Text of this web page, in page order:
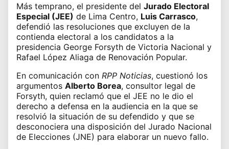
Más temprano, el presidente del Jurado Electoral
Especial (JEE) de Lima Centro, Luis Carrasco,
defendió las resoluciones que excluyen de la
contienda electoral a los candidatos a la
presidencia George Forsyth de Victoria Nacional y
Rafael López Aliaga de Renovación Popular.
En comunicación con RPP Noticias, cuestionó los
argumentos Alberto Borea, consultor legal de
Forsyth, quien reclamó que el JEE no le dio el
derecho a defensa en la audiencia en la que se
resolvió la situación de su defendido y que se
desconociera una disposición del Jurado Nacional
de Elecciones (JNE) para elaborar un nuevo fallo.